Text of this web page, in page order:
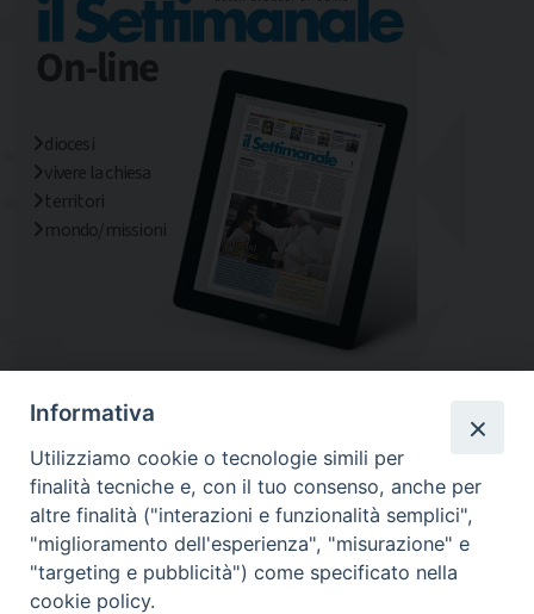
diocesi
vivere la chiesa
territori
mondo/missioni
Informativa
Utilizziamo cookie o tecnologie simili per
finalità tecniche e, con il tuo consenso, anche per
altre finalità ("interazioni e funzionalità semplici",
"miglioramento dell'esperienza", "misurazione" e
"targeting e pubblicità") come specificato nella
cookie policy.